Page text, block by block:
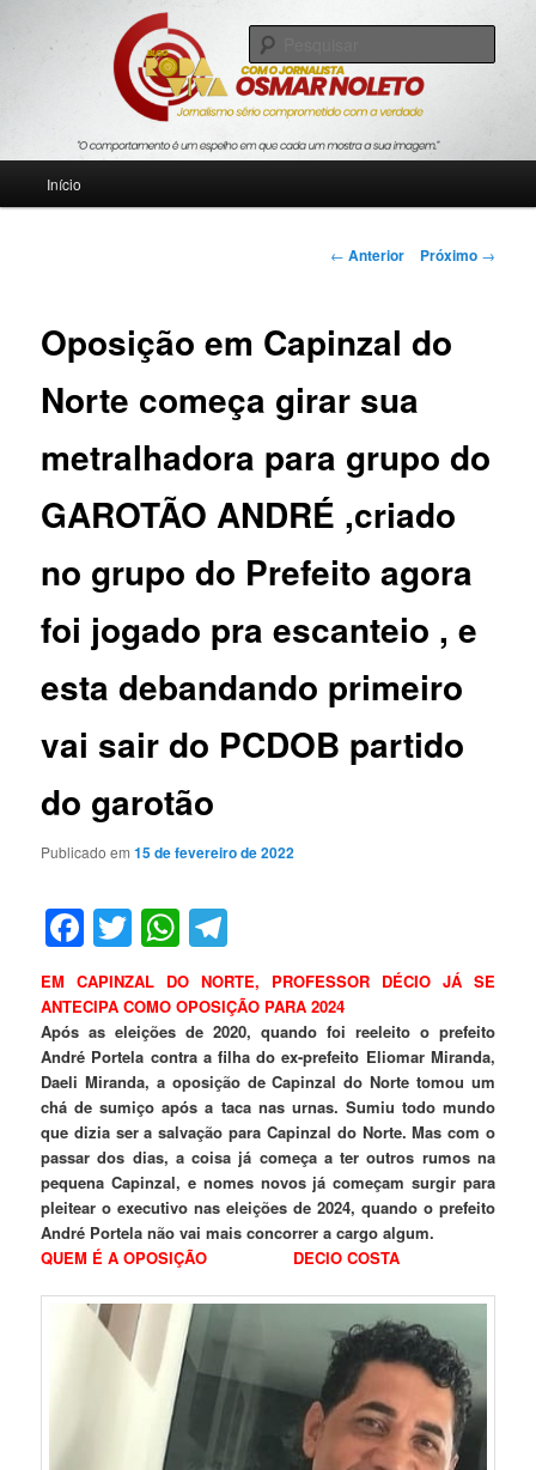
Blog Roda Viva
Jornalismo sério comprometido com a verdade
Início
Navegação
← Anterior Próximo →
Oposição em Capinzal do
Norte começa girar sua
metralhadora para grupo do
GAROTÃO ANDRÉ ,criado
no grupo do Prefeito agora
foi jogado pra escanteio , e
esta debandando primeiro
vai sair do PCDOB partido
do garotão
Publicado em15 de fevereiro de 2022
Facebook
TwitterWhatsApp
EM CAPINZAL DO NORTE, PROFESSOR DÉCIO JÁ SE
ANTECIPA COMO OPOSIÇÃO PARA 2024
Após as eleições de 2020, quando foi reeleito o prefeito
André Portela contra a filha do ex-prefeito Eliomar Miranda,
Daeli Miranda, a oposição de Capinzal do Norte tomou um
chá de sumiço após a taca nas urnas. Sumiu todo mundo
que dizia ser a salvação para Capinzal do Norte. Mas com o
passar dos dias, a coisa já começa a ter outros rumos na
pequena Capinzal, e nomes novos já começam surgir para
pleitear o executivo nas eleições de 2024, quando o prefeito
André Portela não vai mais concorrer a cargo algum.
QUEM É A OPOSIÇÃO DECIO COSTA